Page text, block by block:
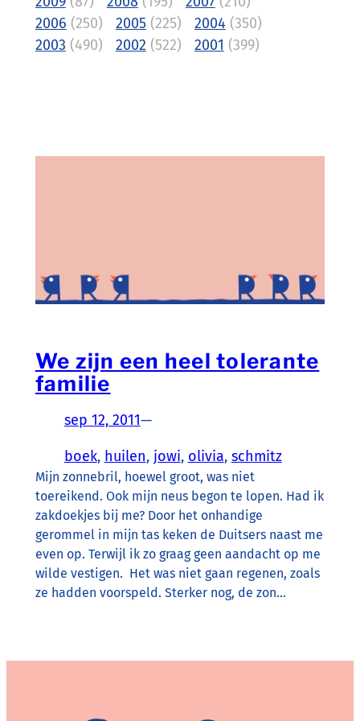
2006 (250) 2005(225) 2004 (350)
2003 (490) 2002 (522) 2001 (399)
We zijn een heel tolerante
familie
sep 12, 2011—
boek, huilen, jowi, olivia, schmitz
Mijn zonnebril, hoewel groot, was niet
toereikend. Ook mijn neus begon te lopen. Had ik
zakdoekjes bij me? Door het onhandige
gerommel in mijn tas keken de Duitsers naast me
even op. Terwijl ik zo graag geen aandacht op me
wilde vestigen. Het was niet gaan regenen, zoals
ze hadden voorspeld. Sterker nog, de zon…